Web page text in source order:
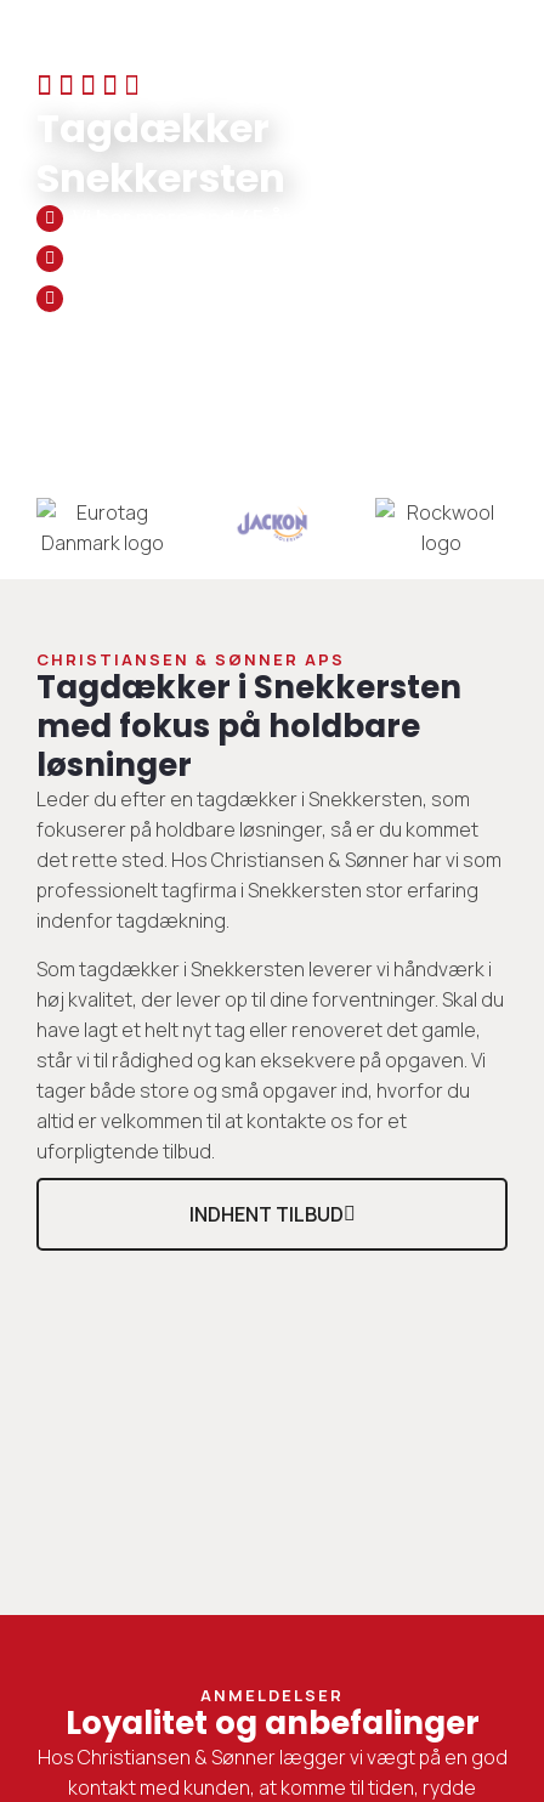
Tagdækker
Snekkersten
CHRISTIANSEN & SØNNER APS
Tagdækker i Snekkersten
med fokus på holdbare
løsninger
Leder du efter en tagdækker i Snekkersten, som
fokuserer på holdbare løsninger, så er du kommet
det rette sted. Hos Christiansen & Sønner har vi som
professionelt tagfirma i Snekkersten stor erfaring
indenfor tagdækning.
Som tagdækker i Snekkersten leverer vi håndværk i
høj kvalitet, der lever op til dine forventninger. Skal du
have lagt et helt nyt tag eller renoveret det gamle,
står vi til rådighed og kan eksekvere på opgaven. Vi
tager både store og små opgaver ind, hvorfor du
altid er velkommen til at kontakte os for et
uforpligtende tilbud.
INDHENT TILBUD
ANMELDELSER
Loyalitet og anbefalinger
Hos Christiansen & Sønner lægger vi vægt på en god
kontakt med kunden, at komme til tiden, rydde